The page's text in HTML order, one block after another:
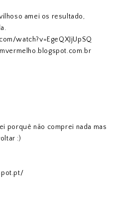
amei os resultado,
watch?v=EgeQXJjUpSQ
porquê não comprei nada mas
:)